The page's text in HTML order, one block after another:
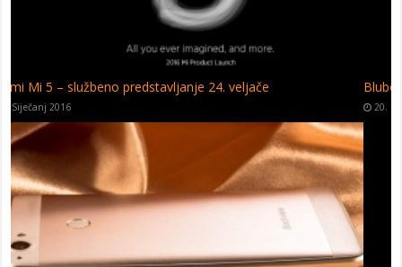
Bluboo Picasso – prve slike
20. Siječanj 2016